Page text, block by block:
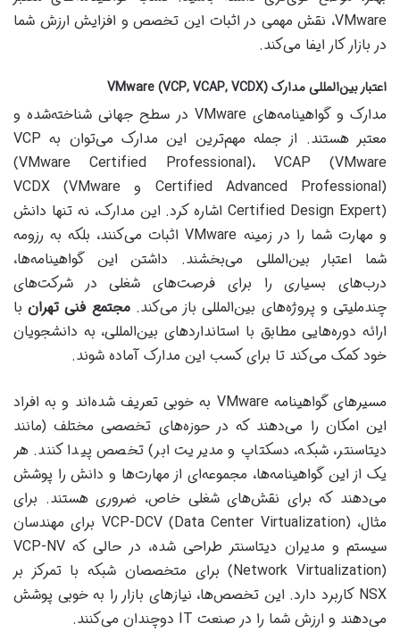
VMware، نقش مهمی در اثبات این تخصص و افزایش ارزش شما
در بازار کار ایفا می‌کند.
اعتبار بین‌المللی مدارک VMware (VCP, VCAP, VCDX)
مدارک و گواهینامه‌های VMware در سطح جهانی شناخته‌شده و
معتبر هستند. از جمله مهم‌ترین این مدارک می‌توان به VCP
(VMware Certified Professional)، VCAP (VMware
Certified Advanced Professional) و VCDX (VMware
Certified Design Expert) اشاره کرد. این مدارک، نه تنها دانش
و مهارت شما را در زمینه VMware اثبات می‌کنند، بلکه به رزومه
شما اعتبار بین‌المللی می‌بخشند. داشتن این گواهینامه‌ها،
درب‌های بسیاری را برای فرصت‌های شغلی در شرکت‌های
چندملیتی و پروژه‌های بین‌المللی باز می‌کند. مجتمع فنی تهران با
ارائه دوره‌هایی مطابق با استانداردهای بین‌المللی، به دانشجویان
خود کمک می‌کند تا برای کسب این مدارک آماده شوند.
مسیرهای گواهینامه VMware به خوبی تعریف شده‌اند و به افراد
این امکان را می‌دهند که در حوزه‌های تخصصی مختلف (مانند
دیتاسنتر، شبکه، دسکتاپ و مدیریت ابر) تخصص پیدا کنند. هر
یک از این گواهینامه‌ها، مجموعه‌ای از مهارت‌ها و دانش را پوشش
می‌دهند که برای نقش‌های شغلی خاص، ضروری هستند. برای
مثال، VCP-DCV (Data Center Virtualization) برای مهندسان
سیستم و مدیران دیتاسنتر طراحی شده، در حالی که VCP-NV
(Network Virtualization) برای متخصصان شبکه با تمرکز بر
NSX کاربرد دارد. این تخصص‌ها، نیازهای بازار را به خوبی پوشش
می‌دهند و ارزش شما را در صنعت IT دوچندان می‌کنند.